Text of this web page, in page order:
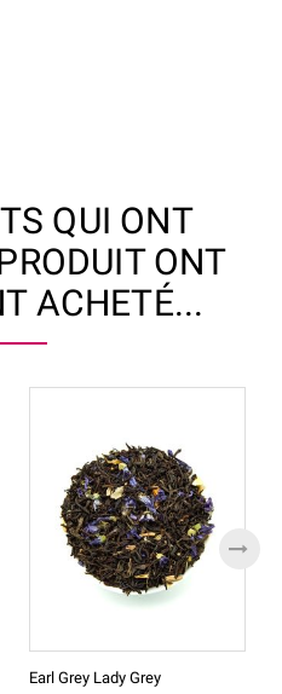
QUI ONT
ONT
ACHETÉ...
Earl Grey Lady Grey